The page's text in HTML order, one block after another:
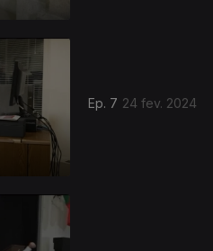
Ep. 7 24 fev. 2024